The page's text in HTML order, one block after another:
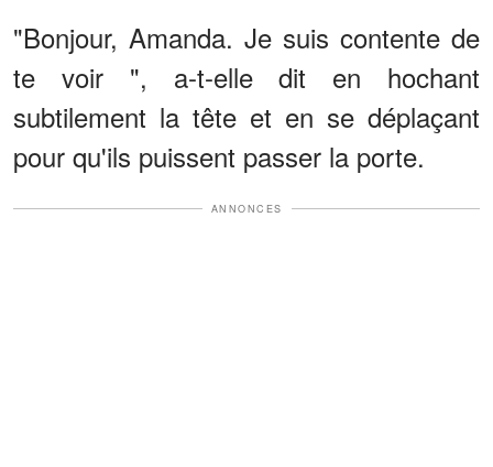
"Bonjour, Amanda. Je suis contente de
te voir ", a-t-elle dit en hochant
subtilement la tête et en se déplaçant
pour qu'ils puissent passer la porte.
ANNONCES